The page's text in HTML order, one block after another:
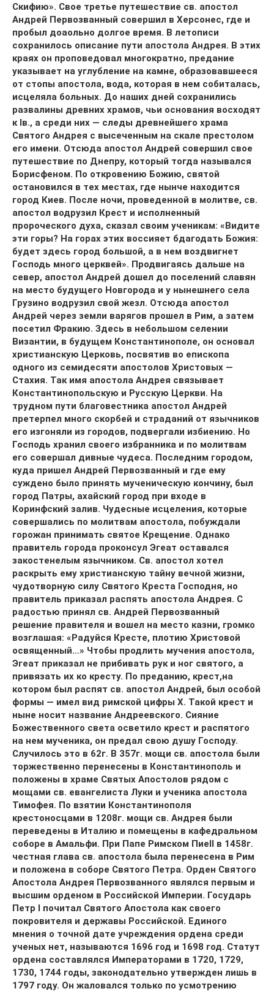
Скифию». Свое третье путешествие св. апостол
Андрей Первозванный совершил в Херсонес, где и
пробыл доаольно долгое время. В летописи
сохранилось описание пути апостола Андрея. В этих
краях он проповедовал многократно, предание
указывает на углубление на камне, образовавшееся
от стопы апостола, вода, которая в нем собиталась,
исцеляла больных. До наших дней сохранились
развалины древних храмов, чьи основания восходят
к Iв., а среди них — следы древнейшего храма
Святого Андрея с высеченным на скале престолом
его имени. Отсюда апостол Андрей совершил свое
путешествие по Днепру, который тогда назывался
Борисфеном. По откровению Божию, святой
остановился в тех местах, где нынче находится
город Киев. После ночи, проведенной в молитве, св.
апостол водрузил Крест и исполненный
пророческого духа, сказал своим ученикам: «Видите
эти горы? На горах этих воссияет бдагодать Божия:
будет здесь город большой, а в нем воздвигнет
Господь много церквей». Продвигаясь дальше на
север, апостол Андрей дошел до поселений славян
на место будущего Новгорода и у нынешнего села
Грузино водрузил свой жезл. Отсюда апостол
Андрей через земли варягов прошел в Рим, а затем
посетил Фракию. Здесь в небольшом селении
Византии, в будущем Константинополе, он основал
христианскую Церковь, посвятив во епископа
одного из семидесяти апостолов Христовых —
Стахия. Так имя апостола Андрея связывает
Константинопольскую и Русскую Церкви. На
трудном пути благовестника апостол Андрей
претерпел много скорбей и страданий от язычников
его изгоняли из городов, подвергали избиению. Но
Господь хранил своего избранника и по молитвам
его совершал дивные чудеса. Последним городом,
куда пришел Андрей Первозванный и где ему
суждено было принять мученическую кончину, был
город Патры, ахайский город при входе в
Коринфский залив. Чудесные исцеления, которые
совершались по молитвам апостола, побуждали
горожан принимать святое Крещение. Однако
правитель города проконсул Эгеат оставался
закостенелым язычником. Св. апостол хотел
раскрыть ему христианскую тайну вечной жизни,
чудотворную силу Святого Креста Господня, но
правитель приказал распять апостола Андрея. С
радостью принял св. Андрей Первозванный
решение правителя и вошел на место казни, громко
возглашая: «Радуйся Кресте, плотию Христовой
освященный…» Чтобы продлить мучения апостола,
Эгеат приказал не прибивать рук и ног святого, а
привязать их ко кресту. По преданию, крест,на
котором был распят св. апостол Андрей, был особой
формы — имел вид римской цифры X. Такой крест и
ныне носит название Андреевского. Сияние
Божественного света осветило крест и распятого
на нем мученика, он предал свою душу Господу.
Случилось это в 62г. В 357г. мощи св. апостола были
торжественно перенесены в Константинополь и
положены в храме Святых Апостолов рядом с
мощами св. евангелиста Луки и ученика апостола
Тимофея. По взятии Константинополя
крестоносцами в 1208г. мощи св. Андрея были
переведены в Италию и помещены в кафедральном
соборе в Амальфи. При Папе Римском ПиеII в 1458г.
честная глава св. апостола была перенесена в Рим
и положена в соборе Святого Петра. Орден Святого
Апостола Андрея Первозванного являлся первым и
высшим орденом в Российской Империи. Государь
Петр I почитал Святого Апостола как своего
покровителя и державы Российской. Единого
мнения о точной дате учреждения ордена среди
ученых нет, называются 1696 год и 1698 год. Статут
ордена составлялся Императорами в 1720, 1729,
1730, 1744 годы, законодательно утвержден лишь в
1797 году. Он жаловался только по усмотрению